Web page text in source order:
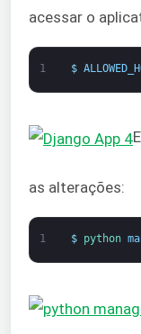
acessar o
1 $
as alterações:
1 $ python